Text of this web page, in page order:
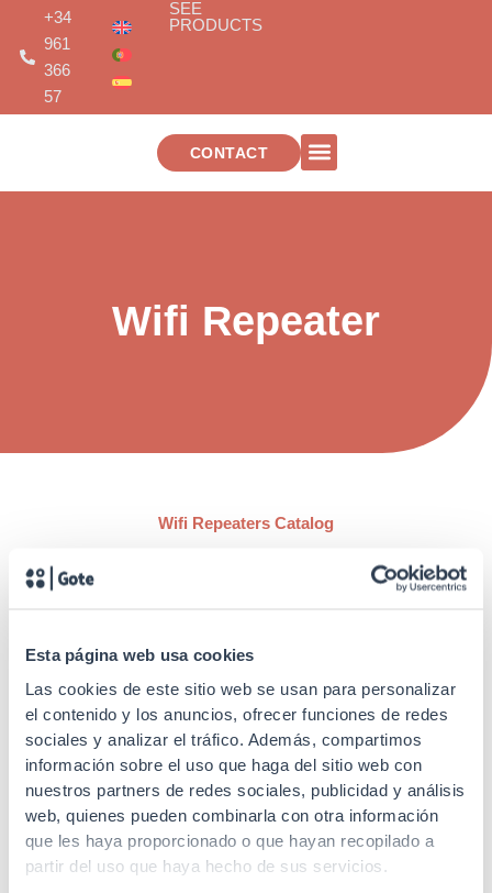
Esta página web usa cookies
Las cookies de este sitio web se usan para personalizar
el contenido y los anuncios, ofrecer funciones de redes
sociales y analizar el tráfico. Además, compartimos
información sobre el uso que haga del sitio web con
nuestros partners de redes sociales, publicidad y análisis
web, quienes pueden combinarla con otra información
que les haya proporcionado o que hayan recopilado a
partir del uso que haya hecho de sus servicios.
content
+34
961
366
57
SEE
PRODUCTS
CONTACT
Wifi Repeater
Wifi Repeaters Catalog
SKU: RPRPW
Electronics
Wireless Repeater (E3) WiFi
5 2.4/5GHz 1200Mbps
LAN/WAN 10/100 WPS
SKU: RPCMMST
Electronics
RJ45/F.O. 10/100/1000 MM ST
Converters